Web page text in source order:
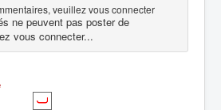
veuillez vous connecter
ne peuvent pas poster de
vous connecter...